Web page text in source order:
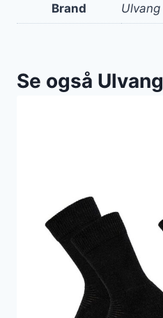
Brand Ulvang
Se også Ulvang